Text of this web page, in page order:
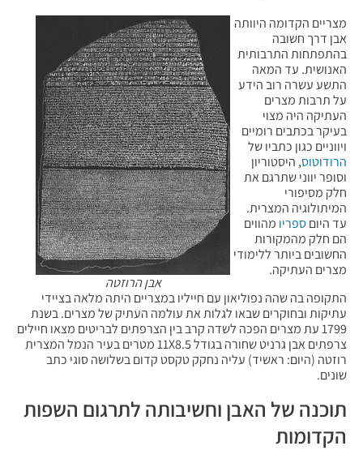
אבן הרוזטה
מצריים הקדומה היוותה
אבן דרך חשובה
בהתפתחות התרבותית
האנושית. עד המאה
התשע עשרה רוב הידע
על תרבות מצרים
העתיקה היה מצוי
בעיקר בכתבים רומיים
ויווניים כגון כתביו של
הרודוטוס, היסטוריון
וסופר יווני שתרגם את
חלק מסיפורי
המיתולוגיה המצרית.
עד היוםספריו מהווים
הם חלק מהמקורות
החשובים ביותר ללימודי
מצרים העתיקה.
התקופה בה שהה נפוליאון עם חייליו במצריים היתה מלאה בציידי
עתיקות ובחוקרים שבאו לגלות את עולמה העתיק של מצרים. בשנת
1799 עת מצרים הפכה לשדה קרב בין הצרפתים לבריטים מצאו חיילים
צרפתים אבן גרניט שחורה בגודל 11X8.5 מטרים בעיר הנמל המצרית
רוזטה (היום: ראשיד) עליה נחקק טקסט קדום בשלושה סוגי כתב
שונים.
תוכנה של האבן וחשיבותה לתרגום השפות
הקדומות